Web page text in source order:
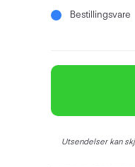
Bestillingsvare
Utsendelser kan